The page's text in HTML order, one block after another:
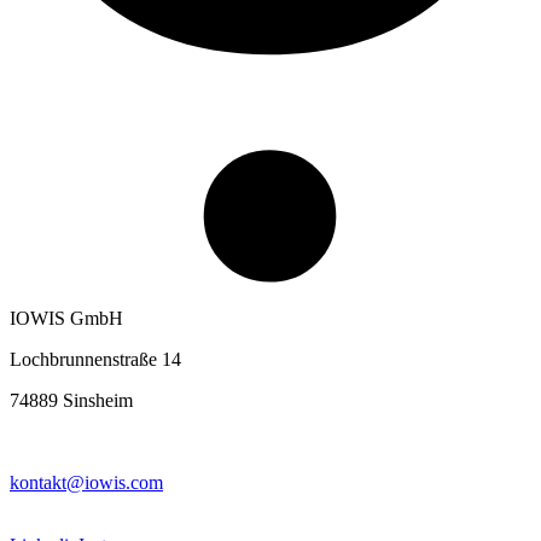
IOWIS GmbH
Lochbrunnenstraße 14
74889 Sinsheim
kontakt@iowis.com